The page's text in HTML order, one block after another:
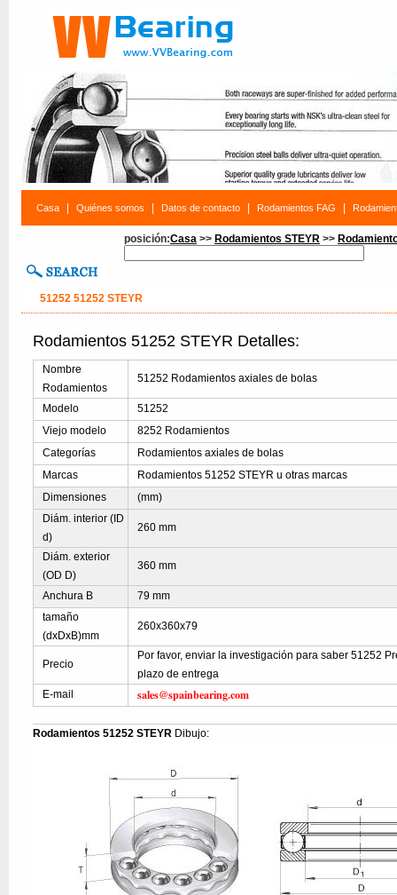
Casa Quiénes somos Datos de contacto Rodamientos FAG
posición:Casa >> Rodamientos STEYR >>
51252 51252 STEYR
Rodamientos 51252 STEYR Detalles:
Nombre
Rodamientos
51252 Rodamientos axiales de bolas
Modelo
51252
Viejo modelo
8252 Rodamientos
Categorías
Rodamientos axiales de bolas
Marcas
Rodamientos 51252 STEYR u otras marcas
Dimensiones
(mm)
Diám. interior (ID
d)
260 mm
Diám. exterior
(OD D)
360 mm
Anchura B
79 mm
tamaño
(dxDxB)mm
260x360x79
Precio
Por favor, enviar la investigación para saber 51252
plazo de entrega
E-mail
sales@spainbearing.com
Rodamientos 51252 STEYR Dibujo: